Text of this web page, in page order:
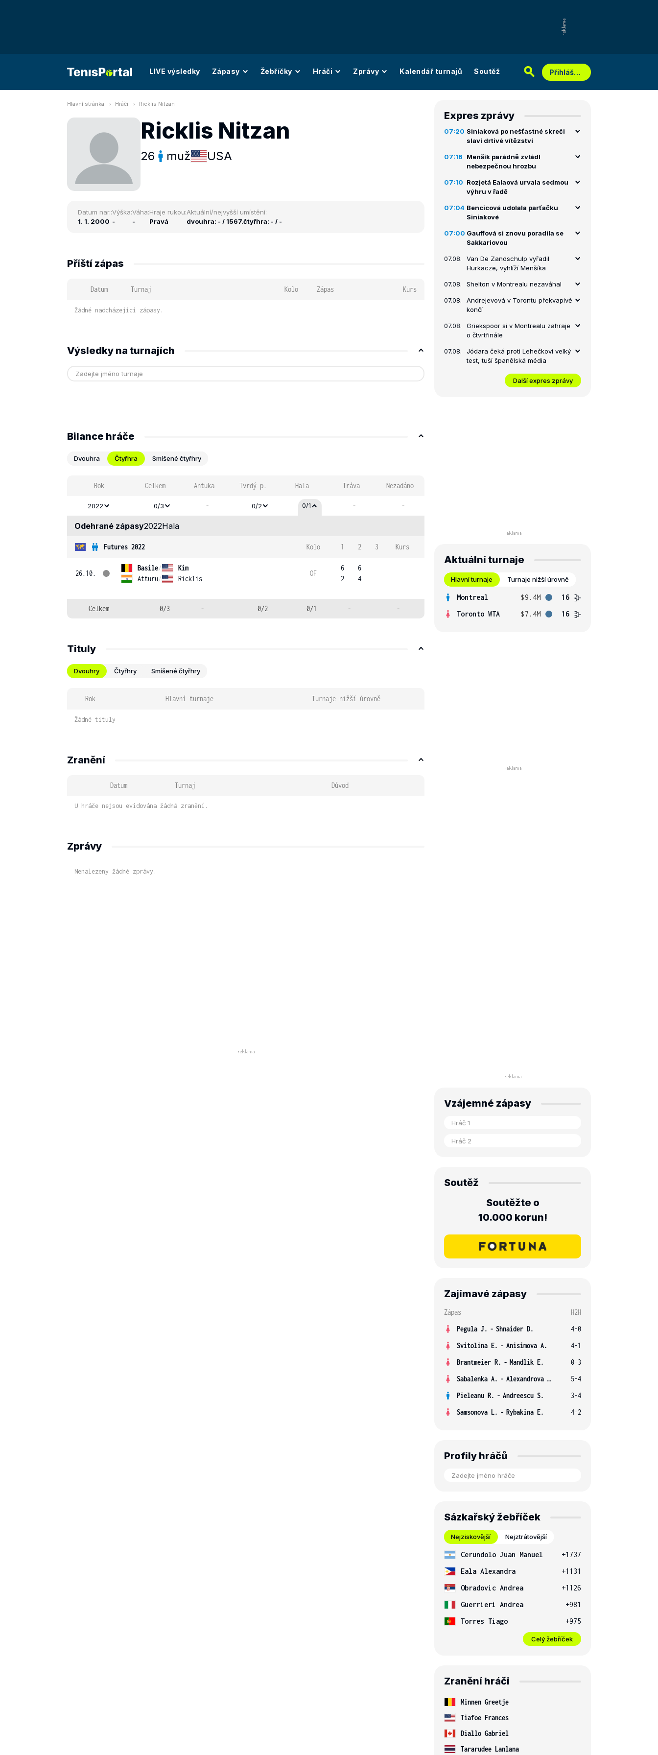
LIVE výsledky Zápasy Žebříčky Hráči Zprávy Kalendář turnajů Soutěž Přihlášení
Hlavní stránka Hráči Ricklis Nitzan
Ricklis Nitzan
26 muž USA
Datum nar.:
1. 1. 2000
Výška:
-
Váha:
-
Hraje rukou:
Pravá
Aktuální/nejvyšší umístění:
dvouhra: - / 1567.čtyřhra: - / -
Příští zápas
Datum Turnaj Kolo Zápas Kurs
Žádné nadcházející zápasy.
Výsledky na turnajích
Bilance hráče
Dvouhra Čtyřhra Smíšené čtyřhry
Rok Celkem Antuka Tvrdý p. Hala Tráva Nezadáno
2022 0/3 - 0/2 0/1 - -
Odehrané zápasy2022Hala
Futures 2022 Kolo 1 2 3 Kurs
26.10.
Basile/
Kim
Atturu/ Ricklis
OF
6
2
6
4
Celkem 0/3 - 0/2 0/1 - -
Tituly
Dvouhry Čtyřhry Smíšené čtyřhry
Rok Hlavní turnaje Turnaje nižší úrovně
Žádné tituly
Zranění
Datum Turnaj Důvod
U hráče nejsou evidována žádná zranění.
Zprávy
Nenalezeny žádné zprávy.
Expres zprávy
07:20 Siniaková po nešťastné skreči
slaví drtivé vítězství
07:16
Menšík parádně zvládl
nebezpečnou hrozbu
07:10 Rozjetá Ealaová urvala sedmou
výhru v řadě
07:04 Bencicová udolala parťačku
Siniakové
07:00 Gauffová si znovu poradila se
Sakkariovou
07.08.
Van De Zandschulp vyřadil
Hurkacze, vyhlíží Menšíka
07.08. Shelton v Montrealu nezaváhal
07.08.
Andrejevová v Torontu překvapivě
končí
07.08.
Griekspoor si v Montrealu zahraje
o čtvrtfinále
07.08.
Jódara čeká proti Lehečkovi velký
test, tuší španělská média
Další expres zprávy
Aktuální turnaje
Hlavní turnaje Turnaje nižší úrovně
Montreal $9.4M
16
Toronto WTA
$7.4M 16
Vzájemné zápasy
Soutěž
Soutěžte o
10.000 korun!
Zajímavé zápasy
Zápas
H2H
Pegula J. - Shnaider D.
4-0
Svitolina E. - Anisimova A.
4-1
Brantmeier R. - Mandlik E.
0-3
Sabalenka A. - Alexandrova E.
5-4
Pieleanu R. - Andreescu S.
3-4
Samsonova L. - Rybakina E. 4-2
Profily hráčů
Sázkařský žebříček
Nejziskovější Nejztrátovější
Cerundolo Juan Manuel
+1737
Eala Alexandra
+1131
Obradovic Andrea
+1126
Guerrieri Andrea
+981
Torres Tiago
+975
Celý žebříček
Zranění hráči
Minnen Greetje
Tiafoe Frances
Diallo Gabriel
Tararudee Lanlana